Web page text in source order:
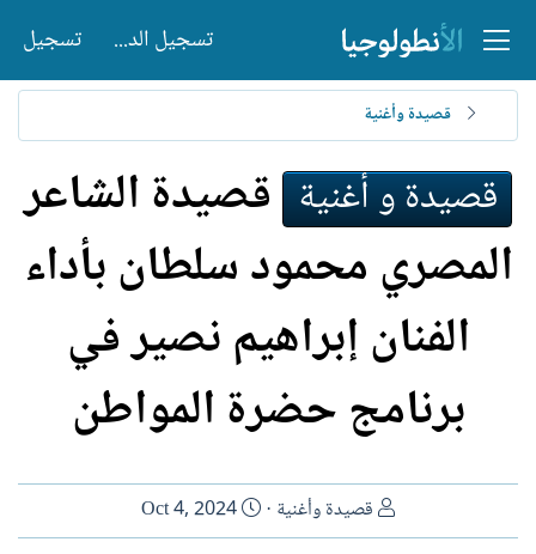
تسجيل الدخول تسجيل
قصيدة وأغنية
قصيدة و أغنية قصيدة الشاعر
المصري محمود سلطان بأداء
الفنان إبراهيم نصير في
برنامج حضرة المواطن
ا
ل
قصيدة وأغنية
ت
ا
Oct 4, 2024